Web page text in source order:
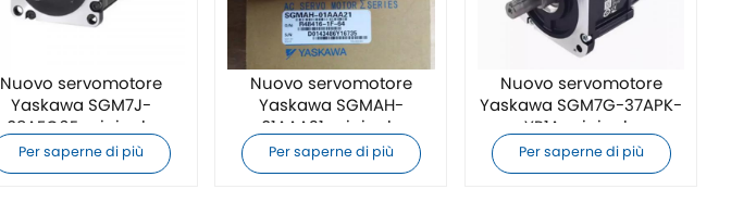
Nuovo servomotore
Yaskawa SGM7J-
08AFC6E originale
Per saperne di più
Nuovo servomotore
Yaskawa SGMAH-
01AAA21 originale
Per saperne di più
Nuovo servomotore
Yaskawa SGM7G-37APK-
YR1A originale
Per saperne di più